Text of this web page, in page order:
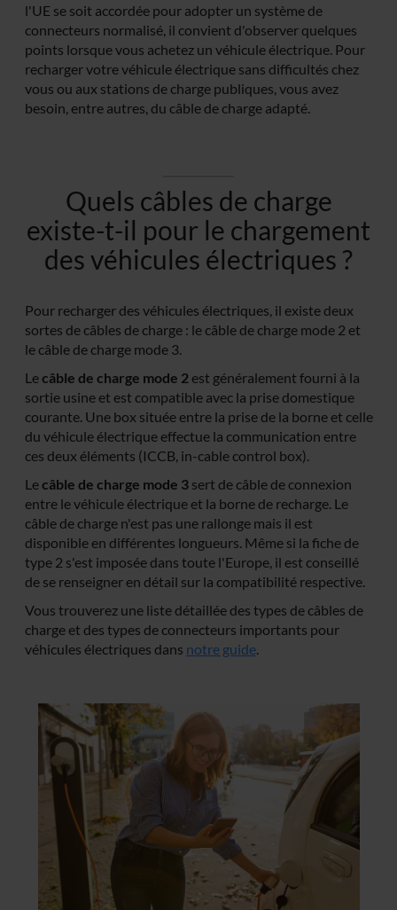
l'UE se soit accordée pour adopter un système de
connecteurs normalisé, il convient d'observer quelques
points lorsque vous achetez un véhicule électrique. Pour
recharger votre véhicule électrique sans difficultés chez
vous ou aux stations de charge publiques, vous avez
besoin, entre autres, du câble de charge adapté.
Quels câbles de charge
existe-t-il pour le chargement
des véhicules électriques ?
Pour recharger des véhicules électriques, il existe deux
sortes de câbles de charge : le câble de charge mode 2 et
le câble de charge mode 3.
Lecâble de charge mode 2 est généralement fourni à la
sortie usine et est compatible avec la prise domestique
courante. Une box située entre la prise de la borne et celle
du véhicule électrique effectue la communication entre
ces deux éléments (ICCB, in-cable control box).
Lecâble de charge mode 3sert de câble de connexion
entre le véhicule électrique et la borne de recharge. Le
câble de charge n'est pas une rallonge mais il est
disponible en différentes longueurs. Même si la fiche de
type 2 s'est imposée dans toute l'Europe, il est conseillé
de se renseigner en détail sur la compatibilité respective.
Vous trouverez une liste détaillée des types de câbles de
charge et des types de connecteurs importants pour
véhicules électriques dans notre guide.